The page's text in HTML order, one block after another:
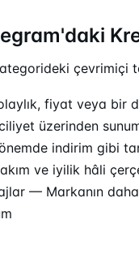
çevrimiçi
fiyat veya bir
üzerinden
indirim gibi
ve iyilik hâli
— Markanın